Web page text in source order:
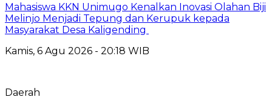
Mahasiswa KKN Unimugo Kenalkan Inovasi Olahan Biji
Melinjo Menjadi Tepung dan Kerupuk kepada
Masyarakat Desa Kaligending
Kamis, 6 Agu 2026 - 20:18 WIB
Daerah